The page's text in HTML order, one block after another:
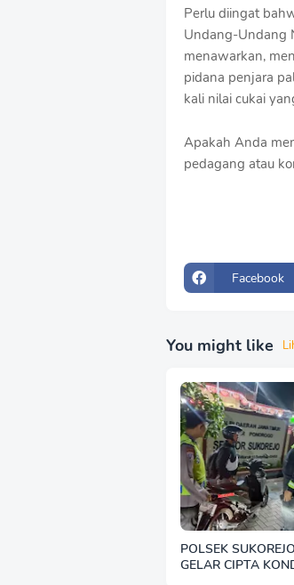
Perlu diingat
Undang-Undang
menawarkan,
pidana penjara
kali nilai cukai
Apakah Anda
pedagang atau
Facebook
You might like
POLSEK SUKOREJO
GELAR CIPTA KONDISI